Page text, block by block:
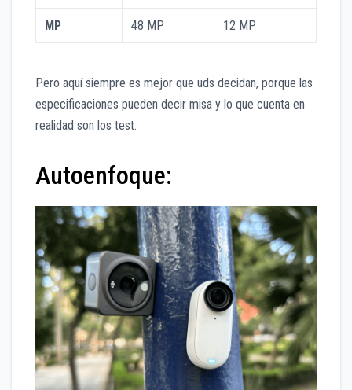
MP 48 MP 12 MP
Pero aquí siempre es mejor que uds decidan, porque las
especificaciones pueden decir misa y lo que cuenta en
realidad son los test.
Autoenfoque: